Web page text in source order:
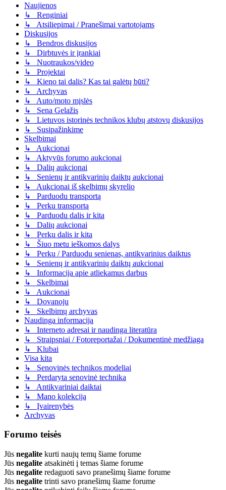
Naujienos
↳ Renginiai
↳ Atsiliepimai / Pranešimai vartotojams
Diskusijos
↳ Bendros diskusijos
↳ Dirbtuvės ir įrankiai
↳ Nuotraukos/video
↳ Projektai
↳ Kieno tai dalis? Kas tai galėtų būti?
↳ Archyvas
↳ Auto/moto mįslės
↳ Sena Gelažis
↳ Lietuvos istorinės technikos klubų atstovų diskusijos
↳ Susipažinkime
Skelbimai
↳ Aukcionai
↳ Aktyvūs forumo aukcionai
↳ Dalių aukcionai
↳ Senienų ir antikvarinių daiktų aukcionai
↳ Aukcionai iš skelbimų skyrelio
↳ Parduodu transportą
↳ Perku transportą
↳ Parduodu dalis ir kita
↳ Dalių aukcionai
↳ Perku dalis ir kita
↳ Šiuo metu ieškomos dalys
↳ Perku / Parduodu senienas, antikvarinius daiktus
↳ Senienų ir antikvarinių daiktų aukcionai
↳ Informacija apie atliekamus darbus
↳ Skelbimai
↳ Aukcionai
↳ Dovanoju
↳ Skelbimų archyvas
Naudinga informacija
↳ Interneto adresai ir naudinga literatūra
↳ Straipsniai / Fotoreportažai / Dokumentinė medžiaga
↳ Klubai
Visa kita
↳ Senovinės technikos modeliai
↳ Perdaryta senovinė technika
↳ Antikvariniai daiktai
↳ Mano kolekcija
↳ Įvairenybės
Archyvas
Forumo teisės
Jūs negalite kurti naujų temų šiame forume
Jūs negalite atsakinėti į temas šiame forume
Jūs negalite redaguoti savo pranešimų šiame forume
Jūs negalite trinti savo pranešimų šiame forume